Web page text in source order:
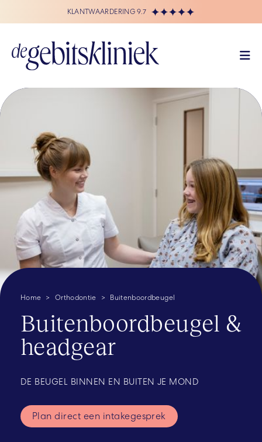
KLANTWAARDERING 9.7
Home Orthodontie Buitenboordbeugel
Buitenboordbeugel &
headgear
DE BEUGEL BINNEN EN BUITEN JE MOND
Plan direct een intakegesprek